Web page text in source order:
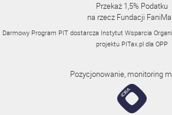
Przekaż 1,5% Podatku
na rzecz Fundacji
Darmowy Program PIT dostarcza Instytut Wsparcia
projektu PITax.pl dla OPP
Pozycjonowanie, monitoring